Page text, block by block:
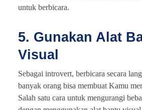
untuk berbicara.
5. Gunakan Alat
Visual
Sebagai introvert, berbicara secara
banyak orang bisa membuat Kamu
Salah satu cara untuk mengurangi